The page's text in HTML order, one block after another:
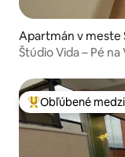
Apartmán v meste
Štúdio Vida – Pé
Najobľúbenejšie
Obľúbené